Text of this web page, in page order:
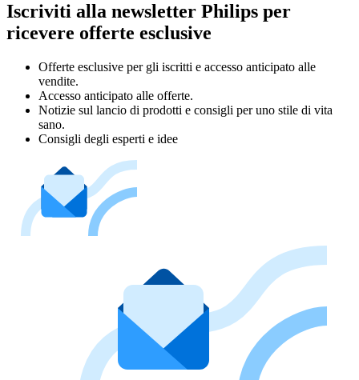
Iscriviti alla newsletter Philips per
ricevere offerte esclusive
Offerte esclusive per gli iscritti e accesso anticipato alle
vendite.
Accesso anticipato alle offerte.
Notizie sul lancio di prodotti e consigli per uno stile di vita
sano.
Consigli degli esperti e idee